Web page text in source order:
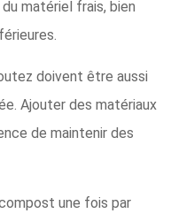
matériel frais, bien
doivent être aussi
Ajouter des matériaux
de maintenir des
une fois par